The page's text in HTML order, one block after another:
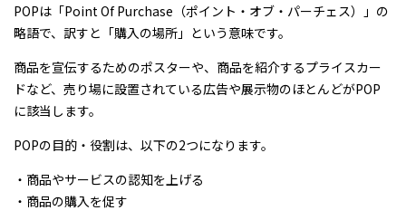
POPは「Point Of Purchase（ポイント・オブ・パーチェス）」の
略語で、訳すと「購入の場所」という意味です。
商品を宣伝するためのポスターや、商品を紹介するプライスカー
ドなど、売り場に設置されている広告や展示物のほとんどがPOP
に該当します。
POPの目的・役割は、以下の2つになります。
・商品やサービスの認知を上げる
・商品の購入を促す